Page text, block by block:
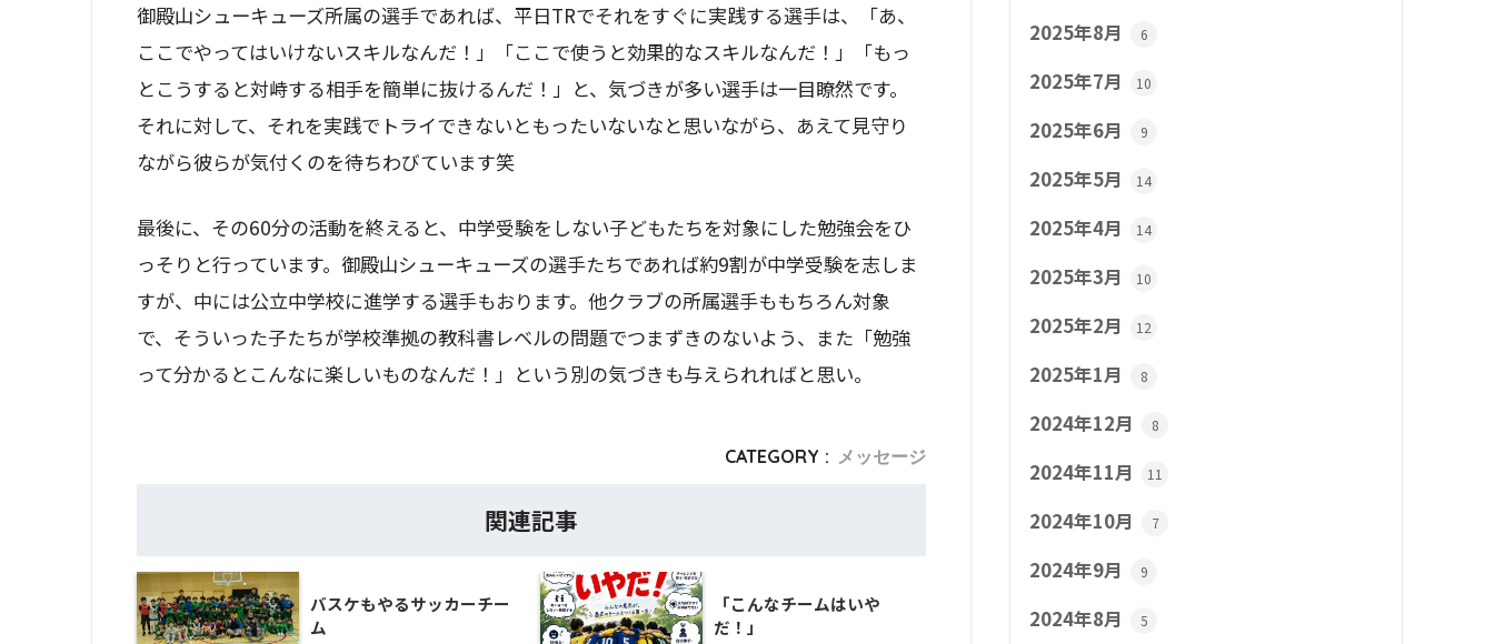
御殿山シューキューズ所属の選手であれば、平日TRでそれをすぐに実践する選手は、「あ、
ここでやってはいけないスキルなんだ！」「ここで使うと効果的なスキルなんだ！」「もっ
とこうすると対峙する相手を簡単に抜けるんだ！」と、気づきが多い選手は一目瞭然です。
それに対して、それを実践でトライできないともったいないなと思いながら、あえて見守り
ながら彼らが気付くのを待ちわびています笑
最後に、その60分の活動を終えると、中学受験をしない子どもたちを対象にした勉強会をひ
っそりと行っています。御殿山シューキューズの選手たちであれば約9割が中学受験を志しま
すが、中には公立中学校に進学する選手もおります。他クラブの所属選手ももちろん対象
で、そういった子たちが学校準拠の教科書レベルの問題でつまずきのないよう、また「勉強
って分かるとこんなに楽しいものなんだ！」という別の気づきも与えられればと思い。
CATEGORY : メッセージ
関連記事
バスケもやるサッカーチー
ム
「こんなチームはいや
だ！」
2025年8月 6
2025年7月 10
2025年6月 9
2025年5月 14
2025年4月 14
2025年3月 10
2025年2月 12
2025年1月 8
2024年12月 8
2024年11月 11
2024年10月 7
2024年9月 9
2024年8月 5